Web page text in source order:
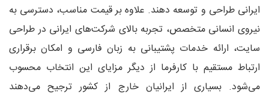
ایرانی طراحی و توسعه دهند. علاوه بر قیمت مناسب، دسترسی به
نیروی انسانی متخصص، تجربه بالای شرکت‌های ایرانی در طراحی
سایت، ارائه خدمات پشتیبانی به زبان فارسی و امکان برقراری
ارتباط مستقیم با کارفرما از دیگر مزایای این انتخاب محسوب
می‌شود. بسیاری از ایرانیان خارج از کشور ترجیح می‌دهند